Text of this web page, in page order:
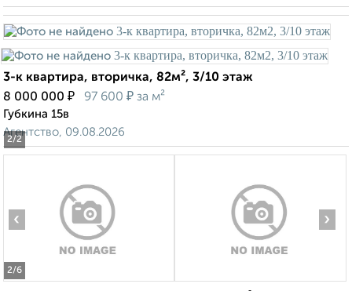
2/2
3-к квартира, вторичка, 82м², 3/10 этаж
8 000 000 ₽ 97 600 ₽ за м²
Губкина 15в
Агентство, 09.08.2026
2/6
‹ ›